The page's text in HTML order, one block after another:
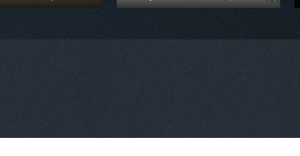
von MDR
Ausgestrahlt von NDR